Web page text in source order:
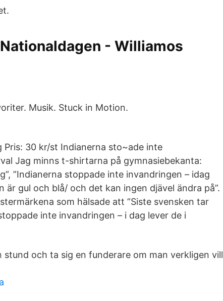
Nationaldagen - Williamos
Musik. Stuck in Motion.
Pris: 30 kr/st Indianerna sto~ade inte
Jag minns t-shirtarna på gymnasiebekanta:
”Indianerna stoppade inte invandringen – idag
är gul och blå/ och det kan ingen djävel ändra på”.
som hälsade att ”Siste svensken tar
inte invandringen – i dag lever de i
och ta sig en funderare om man verkligen vill